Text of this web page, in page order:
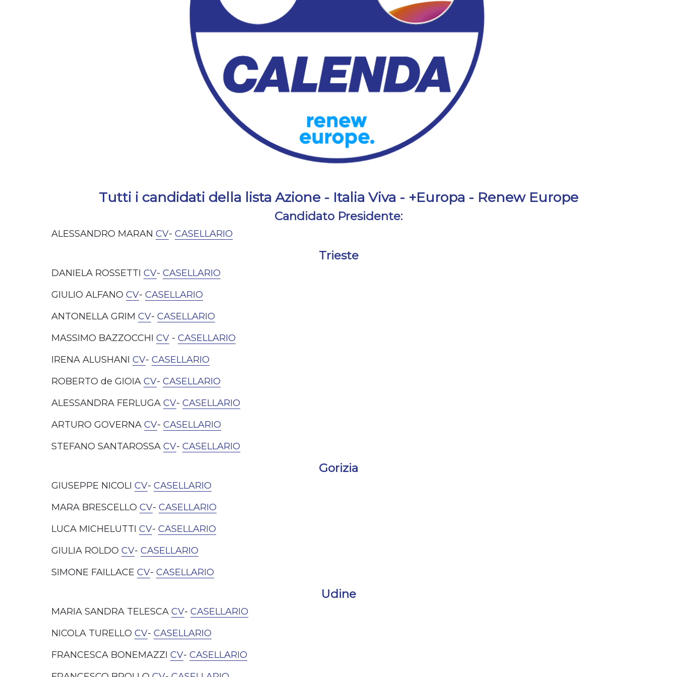
Tutti i candidati della lista Azione - Italia Viva - +Europa - Renew Europe
Candidato Presidente:
ALESSANDRO MARAN CV- CASELLARIO
Trieste
DANIELA ROSSETTI CV- CASELLARIO
GIULIO ALFANO CV- CASELLARIO
ANTONELLA GRIM CV- CASELLARIO
MASSIMO BAZZOCCHI CV - CASELLARIO
IRENA ALUSHANI CV- CASELLARIO
ROBERTO de GIOIA CV- CASELLARIO
ALESSANDRA FERLUGA CV- CASELLARIO
ARTURO GOVERNA CV- CASELLARIO
STEFANO SANTAROSSA CV- CASELLARIO
Gorizia
GIUSEPPE NICOLI CV- CASELLARIO
MARA BRESCELLO CV- CASELLARIO
LUCA MICHELUTTI CV- CASELLARIO
GIULIA ROLDO CV- CASELLARIO
SIMONE FAILLACE CV- CASELLARIO
Udine
MARIA SANDRA TELESCA CV- CASELLARIO
NICOLA TURELLO CV- CASELLARIO
FRANCESCA BONEMAZZI CV- CASELLARIO